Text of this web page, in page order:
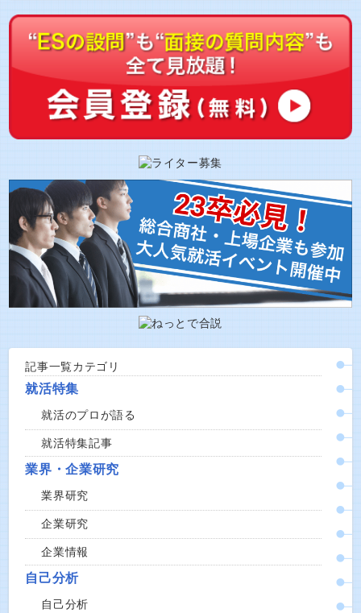
記事一覧カテゴリ
就活特集
就活のプロが語る
就活特集記事
業界・企業研究
業界研究
企業研究
企業情報
自己分析
自己分析